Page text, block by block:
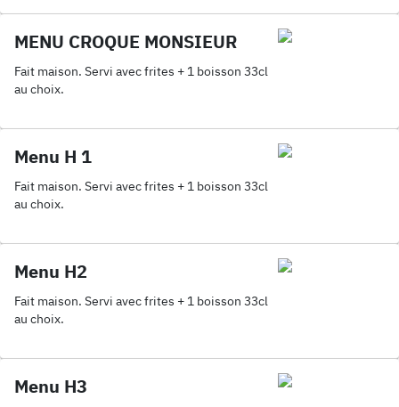
MENU CROQUE MONSIEUR
Fait maison. Servi avec frites + 1 boisson 33cl
au choix.
Menu H 1
Fait maison. Servi avec frites + 1 boisson 33cl
au choix.
Menu H2
Fait maison. Servi avec frites + 1 boisson 33cl
au choix.
Menu H3